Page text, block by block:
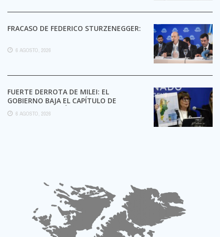
FRACASO DE FEDERICO STURZENEGGER:
6 AGOSTO, 2026
FUERTE DERROTA DE MILEI: EL
GOBIERNO BAJA EL CAPÍTULO DE
EXTRANJERIZACIÓN DE TIERRAS
6 AGOSTO, 2026